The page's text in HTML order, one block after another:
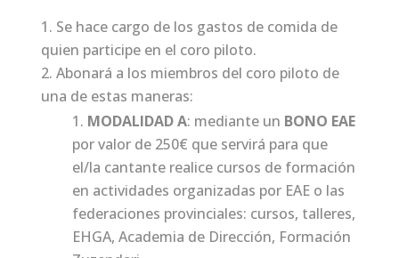
Se hace cargo de los gastos de comida de
quien participe en el coro piloto.
Abonará a los miembros del coro piloto de
una de estas maneras:
MODALIDAD A: mediante un BONO EAE
por valor de 250€ que servirá para que
el/la cantante realice cursos de formación
en actividades organizadas por EAE o las
federaciones provinciales: cursos, talleres,
EHGA, Academia de Dirección, Formación